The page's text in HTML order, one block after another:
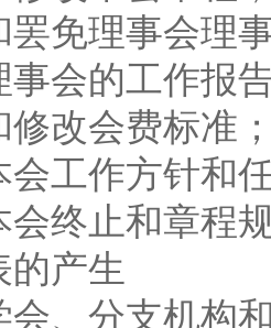
罢免理事会理
事会的工作报
修改会费标准
会工作方针和
会终止和章程
产生
、分支机构